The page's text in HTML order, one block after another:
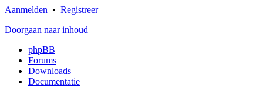
Aanmelden • Registreer
Doorgaan naar inhoud
phpBB
Forums
Downloads
Documentatie